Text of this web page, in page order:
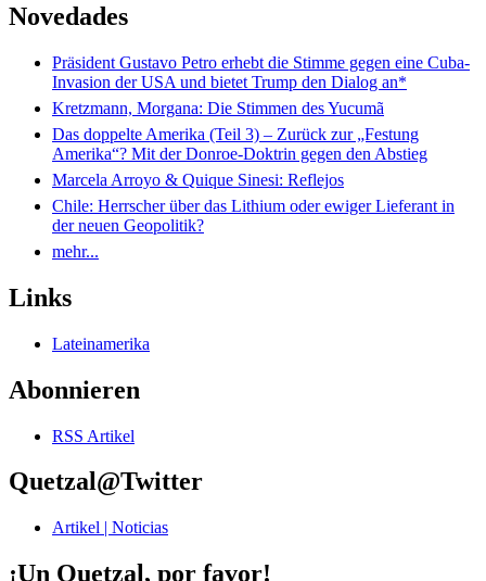
Novedades
Präsident Gustavo Petro erhebt die Stimme gegen eine Cuba-
Invasion der USA und bietet Trump den Dialog an*
Kretzmann, Morgana: Die Stimmen des Yucumã
Das doppelte Amerika (Teil 3) – Zurück zur „Festung
Amerika“? Mit der Donroe-Doktrin gegen den Abstieg
Marcela Arroyo & Quique Sinesi: Reflejos
Chile: Herrscher über das Lithium oder ewiger Lieferant in
der neuen Geopolitik?
mehr...
Links
Lateinamerika
Abonnieren
RSS Artikel
Quetzal@Twitter
Artikel | Noticias
¡Un Quetzal, por favor!